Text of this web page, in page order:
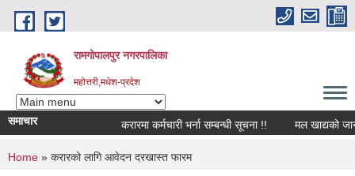
Skip to main content
रामगोपालपुर नगरपालिका
महोत्तरी,मधेश-प्रदेश
समाचार करारमा कर्मचारी भर्ना सम्बन्धी सूचना !! मल खाद्यको
You are here
Home » करारको लागि आवेदन दरखास्त फारम